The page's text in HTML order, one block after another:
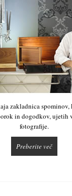
zakladnica
in dogodkov, ujetih
fotografije.
Preberite več